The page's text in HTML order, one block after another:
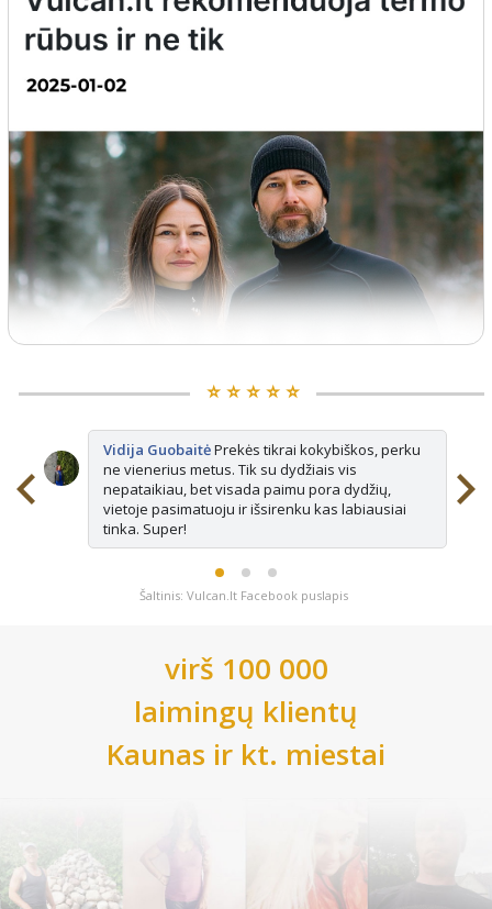
⭐️ ⭐️ ⭐️ ⭐️ ⭐️
Vidija GuobaitėPrekės tikrai kokybiškos, perku
ne vienerius metus. Tik su dydžiais vis
nepataikiau, bet visada paimu pora dydžių,
vietoje pasimatuoju ir išsirenku kas labiausiai
tinka. Super!
Šaltinis: Vulcan.lt Facebook puslapis
virš 100 000
laimingų klientų
Kaunas ir kt. miestai